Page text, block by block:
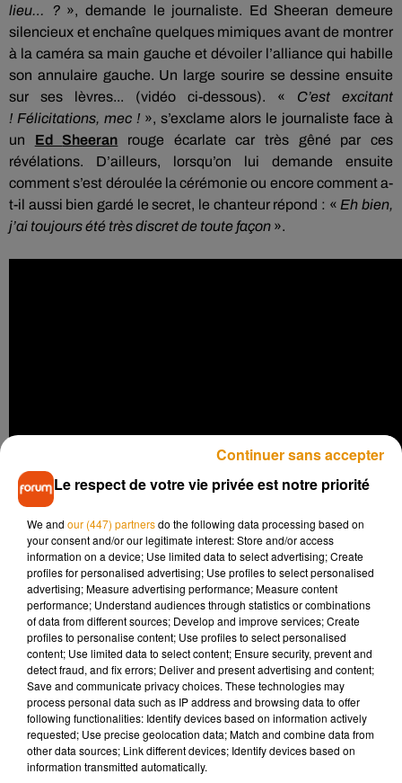
lieu…
? », demande le journaliste. Ed Sheeran demeure
silencieux et enchaîne quelques mimiques avant de montrer
à la caméra sa main gauche et dévoiler l’alliance qui habille
son annulaire gauche. Un large sourire se dessine ensuite
sur ses lèvres... (vidéo ci-dessous).
« C’est excitant
! Félicitations, mec ! », s’exclame alors le journaliste face à
un EdSheeran
rouge écarlate car très gêné par ces
révélations.
D’ailleurs, lorsqu’on lui demande ensuite
comment s’est déroulée la cérémonie ou encore comment a-
t-il aussi bien gardé le secret, le chanteur répond : « Eh bien,
j’ai toujours été très discret de toute façon ».
Cependant, les fans du chanteur pourront apercevoir
brièvement Cherry
Seabord
dans le
documentaire
Songwriter dont Ed Sheeran
assurait
justement la promotion auprès du
média ACCESSHollywood. Dans ces images inédites, il
nous livre ses secrets de « faiseur de tubes », de sa première
idée, à son processus de composition et d’écriture, au
passage en studio.« C’est la première fois que vous verrez la
manière dont on écrit une chanson, alors soyez très attentifs
», annonce-t-il au début du film.
Le respect de votre vie privée est notre priorité
We and our (447) partnersdo the following data processing based on
your consent and/or our legitimate interest: Store and/or access
information on a device; Use limited data to select advertising; Create
profiles for personalised advertising; Use profiles to select personalised
advertising; Measure advertising performance; Measure content
performance; Understand audiences through statistics or combinations
of data from different sources; Develop and improve services; Create
profiles to personalise content; Use profiles to select personalised
content; Use limited data to select content; Ensure security, prevent and
detect fraud, and fix errors; Deliver and present advertising and content;
Save and communicate privacy choices. These technologies may
process personal data such as IP address and browsing data to offer
following functionalities: Identify devices based on information actively
requested; Use precise geolocation data; Match and combine data from
other data sources; Link different devices; Identify devices based on
information transmitted automatically.
Continuer sans accepter